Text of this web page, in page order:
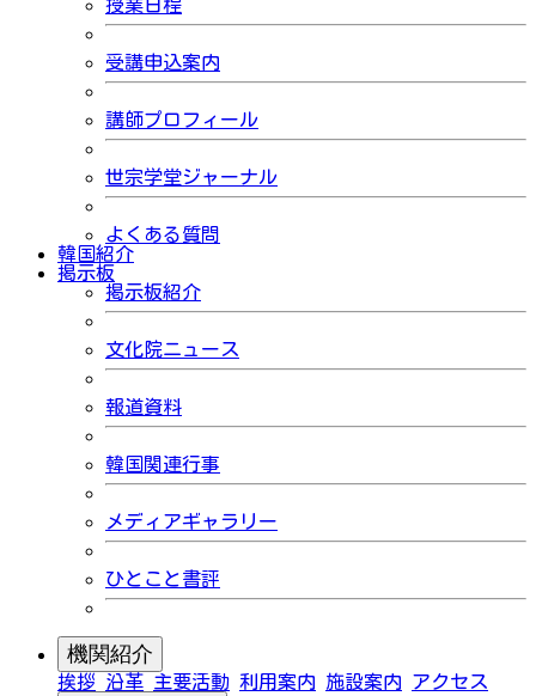
授業日程
受講申込案内
講師プロフィール
世宗学堂ジャーナル
よくある質問
韓国紹介
掲示板
掲示板紹介
文化院ニュース
報道資料
韓国関連行事
メディアギャラリー
ひとこと書評
機関紹介
挨拶 沿革 主要活動 利用案内 施設案内 アクセス